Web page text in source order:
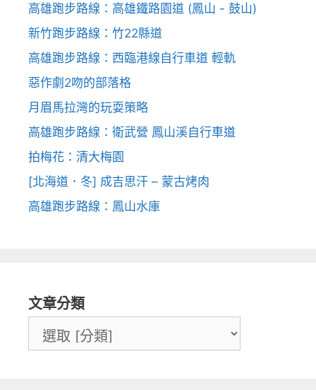
高雄跑步路線：高雄鐵路園道 (鳳山 - 鼓山)
新竹跑步路線：竹22縣道
高雄跑步路線：西臨港線自行車道 輕軌
惡作劇2吻的部落格
月眉馬拉灣的玩耍策略
高雄跑步路線：衛武營 鳳山溪自行車道
拍梅花：清大梅園
[北海道．冬] 成吉思汗 – 蒙古烤肉
高雄跑步路線：鳳山水庫
文章分類